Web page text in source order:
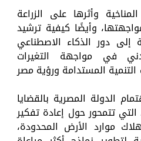
وأثرها على الزراعة
وأيضًا كيفية ترشيد
إلى دور الذكاء الاصطناعي
في مواجهة التغيرات
المستدامة ورؤية مصر
الدولة المصرية بالقضايا
التي تتمحور حول إعادة تفكير
موارد الأرض المحدودة،